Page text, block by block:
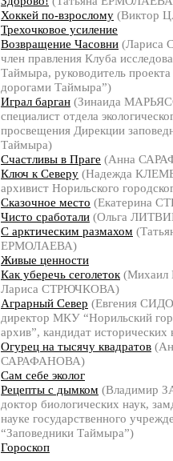
Хоккей по-взрослому (Виктор
Трехочковое усиление
Возвращение Часовни
член правления Клуба
Таймыра, руководитель
дорогами Таймыра”)
Играл барган (Зинаида
специалист отдела
просвещения Дирекции
Таймыра)
Счастливы в Праге (Анна
Ключ к Северу (Надежда
архивист Норильского
Сказочное место (Екатерина
Чисто сработали (Ольга
С арктическим размахом
ЕРМОЛАЕВА)
Живые ценности
Как уберечь сеголеток
Лариса СТРЮЧКОВА)
Аграрный Север (Евгения
директор МКУ “Норильский
архив”, кандидат исторических
Огурец на тысячу квадратов
САРАФАНОВА)
Сам себе эколог
Рецепты с дымком (Владимир
доктор биологических наук,
науке государственного
“Заповедники Таймыра”)
Гороскоп